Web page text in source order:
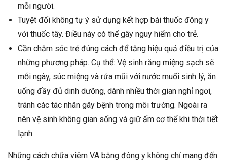
mỗi người.
Tuyệt đối không tự ý sử dụng kết hợp bài thuốc đông y
với thuốc tây. Điều này có thể gây nguy hiểm cho trẻ.
Cần chăm sóc trẻ đúng cách để tăng hiệu quả điều trị của
những phương pháp. Cụ thể: Vệ sinh răng miệng sạch sẽ
mỗi ngày, súc miệng và rửa mũi với nước muối sinh lý, ăn
uống đầy đủ dinh dưỡng, dành nhiều thời gian nghỉ ngơi,
tránh các tác nhân gây bệnh trong môi trường. Ngoài ra
nên vệ sinh không gian sống và giữ ấm cơ thể khi thời tiết
lạnh.
Những cách chữa viêm VA bằng đông y không chỉ mang đến